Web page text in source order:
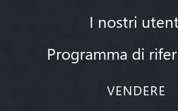
I nostri
Programma di
VENDERE